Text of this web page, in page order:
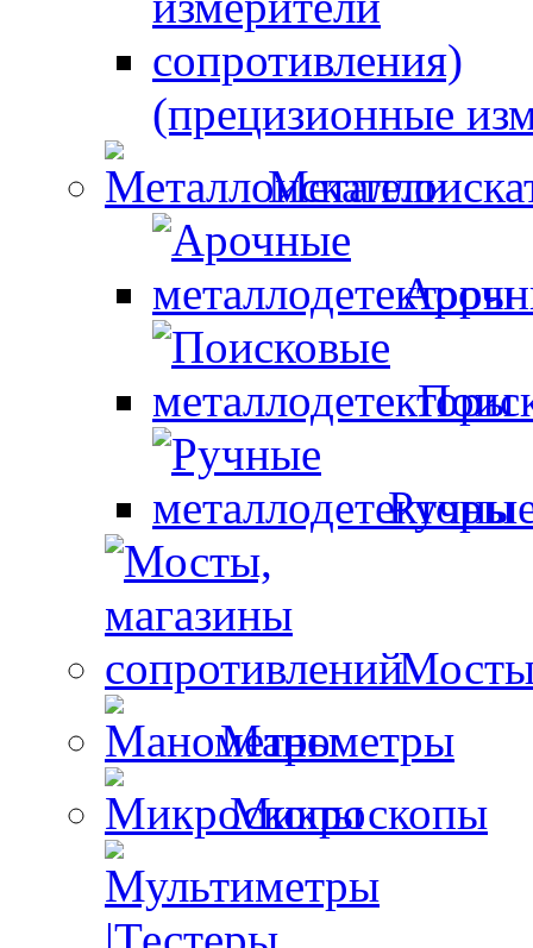
(прецизионные
Манометры
Микроскопы